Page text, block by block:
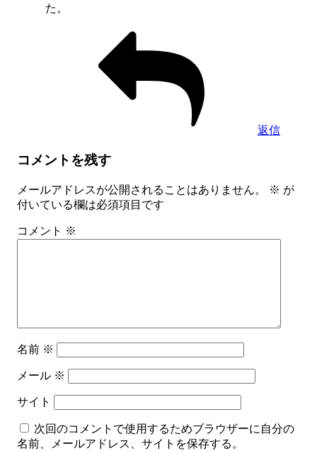
た。
返信
コメントを残す
メールアドレスが公開されることはありません。 ※ が
付いている欄は必須項目です
コメント ※
名前 ※
メール ※
サイト
次回のコメントで使用するためブラウザーに自分の
名前、メールアドレス、サイトを保存する。